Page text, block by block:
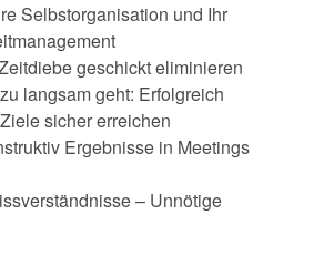
Selbstorganisation und Ihr
geschickt eliminieren
langsam geht: Erfolgreich
sicher erreichen
Ergebnisse in Meetings
– Unnötige